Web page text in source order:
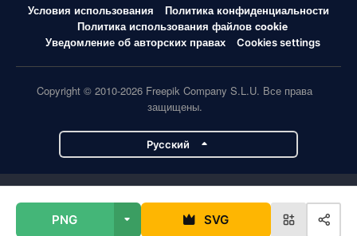
PNG SVG
Условия использования
Политика конфиденциальности
Политика использования файлов cookie
Уведомление об авторских правах
Cookies settings
Copyright © 2010-2026 Freepik Company S.L.U. Все права
защищены.
Pусский
Flaticon Slidesgo